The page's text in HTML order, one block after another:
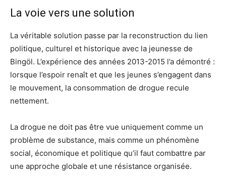
La voie vers une solution
La véritable solution passe par la reconstruction du lien
politique, culturel et historique avec la jeunesse de
Bingöl. L’expérience des années 2013-2015 l’a démontré :
lorsque l’espoir renaît et que les jeunes s’engagent dans
le mouvement, la consommation de drogue recule
nettement.
La drogue ne doit pas être vue uniquement comme un
problème de substance, mais comme un phénomène
social, économique et politique qu’il faut combattre par
une approche globale et une résistance organisée.